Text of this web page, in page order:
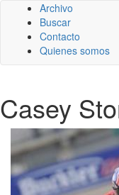
Archivo
Buscar
Contacto
Quienes somos
Casey